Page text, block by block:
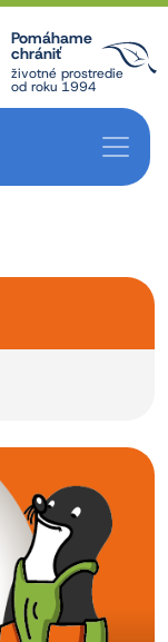
Pomáhame
chrániť
životné prostredie
od roku 1994